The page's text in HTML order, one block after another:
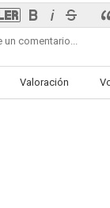
Valoración